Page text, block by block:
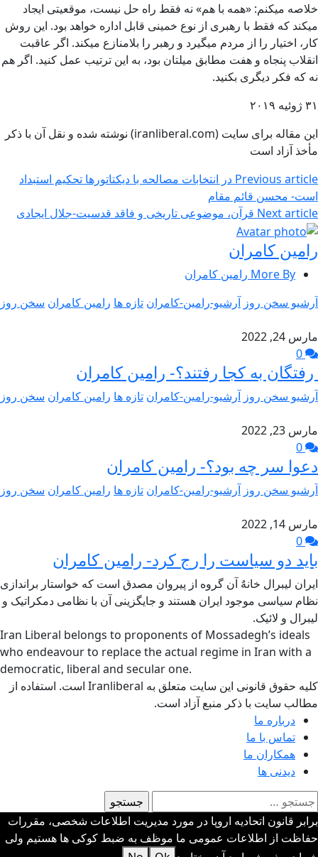
خلاصه میکنم: «همه با هم» نه فقط راه حل نیست، موقعیتی ایجاد
میکند که فقط با رهبری از نوع خمینی قابل اداره خواهد بود. این روش
کار، اختیار را از مردم میگیرد و رهبر را بلامنازع میکند. اگر عاقبت
انقلاب پنجاه و هفت مطابق میلتان بود، به این ترتیب عمل کنید. اگر هم
نه که فکر دیگری بکنید.
۳۱ ژوئیه ۲۰۱۹
این مقاله برای سایت (iranliberal.com) نوشته شده و نقل آن با ذکر
مأخذ آزاد است
Previous article در انتخابات مصالحه با دیکتاتورها تحکیم استبداد
است- محسن قائم مقام
Next article قرآن، موضوعی تاریخی و فاقد قدسیت-جلال ایجادی
رامین کامران
More By رامین کامران
آرشیو سخن روز آرشیو-رامین-کامران تازه ها رامین کامران سخن روز
مارس 24, 2022
رفتگان به کجا رفتند؟- رامین کامران
آرشیو سخن روز آرشیو-رامین-کامران تازه ها رامین کامران سخن روز
مارس 23, 2022
دعوا سر چه بود؟- رامین کامران
آرشیو سخن روز آرشیو-رامین-کامران تازه ها رامین کامران سخن روز
مارس 14, 2022
باید دو سیاست را رج کرد- رامین کامران
ایران لیبرال خانهٌ آن گروه از پیروان مصدق است که خواستار براندازی
نظام سیاسی موجود ایران هستند و جایگزینی آن با نظامی دمکراتیک و
لیبرال و لائیک.
Iran Liberal belongs to proponents of Mossadegh’s ideals
who endeavour to replace the actual regime in Iran with a
democratic, liberal and secular one.
کلیه حقوق قانونی این سایت متعلق به Iranliberal است. استفاده از
مطالب سایت با ذکر منبع آزاد است.
درباره ما
تماس با ما
همکاران ما
دیدنی ها
جستجو
برای:
برابر قانون اتحادیه اروپا در مورد مدیریت اطلاعات شخصی، مقررات
حفاظت از اطلاعات عمومی ما موظف به ضبط کوکی ها هستیم ولی